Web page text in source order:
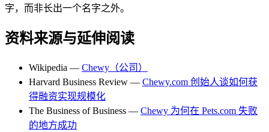
字，而非长出一个名字之外。
资料来源与延伸阅读
Wikipedia — Chewy（公司）
Harvard Business Review — Chewy.com 创始人谈如何获
得融资实现规模化
The Business of Business — Chewy 为何在 Pets.com 失败
的地方成功